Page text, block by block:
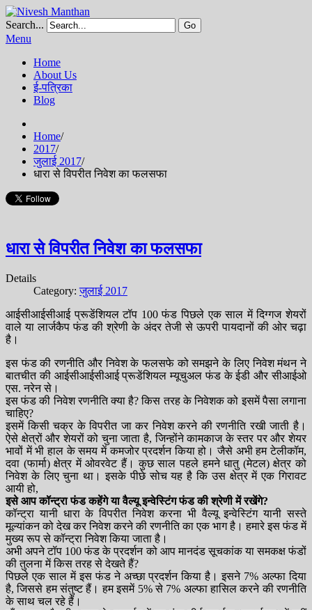
Search... Go
Menu
Home
About Us
ई-पत्रिका
Blog
Home/
2017/
जुलाई 2017/
धारा से विपरीत निवेश का फलसफा
धारा से विपरीत निवेश का फलसफा
Details
Category:जुलाई 2017
आईसीआईसीआई प्रूडेंशियल टॉप 100 फंड पिछले एक साल में दिग्गज शेयरों
वाले या लार्जकैप फंड की श्रेणी के अंदर तेजी से ऊपरी पायदानों की ओर चढ़ा
है।
इस फंड की रणनीति और निवेश के फलसफे को समझने के लिए निवेश मंथन ने
बातचीत की आईसीआईसीआई प्रूडेंशियल म्यूचुअल फंड के ईडी और सीआईओ
एस. नरेन से।
इस फंड की निवेश रणनीति क्या है? किस तरह के निवेशक को इसमें पैसा लगाना
चाहिए?
इसमें किसी चक्र के विपरीत जा कर निवेश करने की रणनीति रखी जाती है।
ऐसे क्षेत्रों और शेयरों को चुना जाता है, जिन्होंने कामकाज के स्तर पर और शेयर
भावों में भी हाल के समय में कमजोर प्रदर्शन किया हो। जैसे अभी हम टेलीकॉम,
दवा (फार्मा) क्षेत्र में ओवरवेट हैं। कुछ साल पहले हमने धातु (मेटल) क्षेत्र को
निवेश के लिए चुना था। इसके पीछे सोच यह है कि उस क्षेत्र में एक गिरावट
आयी हो,
इसे आप कॉन्ट्रा फंड कहेंगे या वैल्यू इन्वेस्टिंग फंड की श्रेणी में रखेंगे?
कॉन्ट्रा यानी धारा के विपरीत निवेश करना भी वैल्यू इन्वेस्टिंग यानी सस्ते
मूल्यांकन को देख कर निवेश करने की रणनीति का एक भाग है। हमारे इस फंड में
मुख्य रूप से कॉन्ट्रा निवेश किया जाता है।
अभी अपने टॉप 100 फंड के प्रदर्शन को आप मानदंड सूचकांक या समकक्ष फंडों
की तुलना में किस तरह से देखते हैं?
पिछले एक साल में इस फंड ने अच्छा प्रदर्शन किया है। इसने 7% अल्फा दिया
है, जिससे हम संतुष्ट हैं। हम इसमें 5% से 7% अल्फा हासिल करने की रणनीति
के साथ चल रहे हैं।